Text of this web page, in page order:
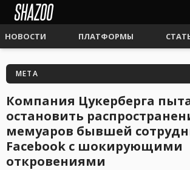
НОВОСТИ ПЛАТФОРМЫ
META
Компания Цукерберга
остановить
мемуаров бывшей
Facebook с шокирующими
откровениями